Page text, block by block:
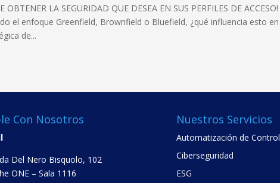
OBTENER LA SEGURIDAD QUE DESEA EN SUS PERFILES DE ACCESO!
el enfoque Greenfield, Brownfield o Bluefield, ¿qué influencia esto en
de...
Con Nosotros
Del Nero Bisquolo, 102
ONE – Sala 1116
Nuestros Servicios
Automatización de Control
Ciberseguridad
ESG